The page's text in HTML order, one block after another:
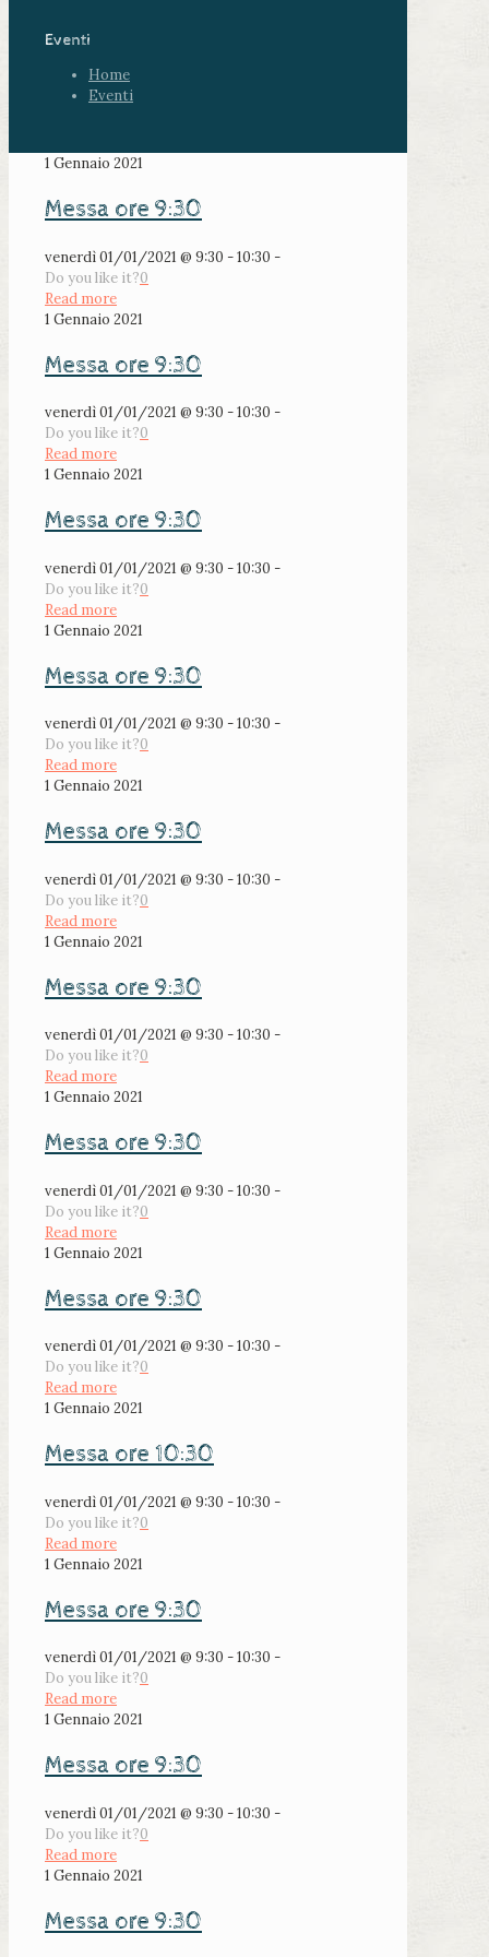
Eventi
Home
Eventi
1 Gennaio 2021
Messa ore 9:30
venerdì 01/01/2021 @ 9:30 - 10:30 -
Do you like it?0
Read more
1 Gennaio 2021
Messa ore 9:30
venerdì 01/01/2021 @ 9:30 - 10:30 -
Do you like it?0
Read more
1 Gennaio 2021
Messa ore 9:30
venerdì 01/01/2021 @ 9:30 - 10:30 -
Do you like it?0
Read more
1 Gennaio 2021
Messa ore 9:30
venerdì 01/01/2021 @ 9:30 - 10:30 -
Do you like it?0
Read more
1 Gennaio 2021
Messa ore 9:30
venerdì 01/01/2021 @ 9:30 - 10:30 -
Do you like it?0
Read more
1 Gennaio 2021
Messa ore 9:30
venerdì 01/01/2021 @ 9:30 - 10:30 -
Do you like it?0
Read more
1 Gennaio 2021
Messa ore 9:30
venerdì 01/01/2021 @ 9:30 - 10:30 -
Do you like it?0
Read more
1 Gennaio 2021
Messa ore 9:30
venerdì 01/01/2021 @ 9:30 - 10:30 -
Do you like it?0
Read more
1 Gennaio 2021
Messa ore 10:30
venerdì 01/01/2021 @ 9:30 - 10:30 -
Do you like it?0
Read more
1 Gennaio 2021
Messa ore 9:30
venerdì 01/01/2021 @ 9:30 - 10:30 -
Do you like it?0
Read more
1 Gennaio 2021
Messa ore 9:30
venerdì 01/01/2021 @ 9:30 - 10:30 -
Do you like it?0
Read more
1 Gennaio 2021
Messa ore 9:30